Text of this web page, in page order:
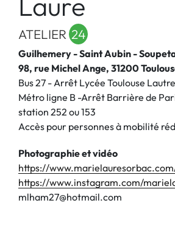
ATELIER 24
Guilhemery - Saint Aubin -
98, rue Michel Ange, 31200
Bus 27 - Arrêt Lycée Toulouse
Métro ligne B -Arrêt Barrière de
station 252 ou 153
Accès pour personnes à mobilité
Photographie et vidéo
https://
https://www.instagram.com/
mlham27@hotmail.com